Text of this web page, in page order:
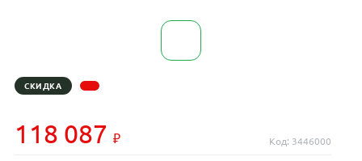
СКИДКА
118 087 Код: 3446000